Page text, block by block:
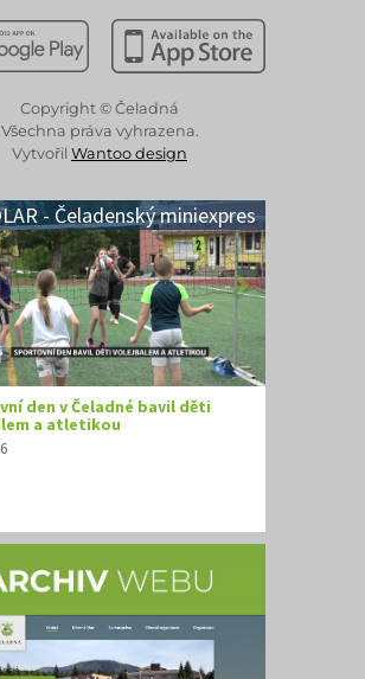
Stáhnout z Google PlayStáhnout z Apple App
Copyright © Čeladná
Všechna práva vyhrazena.
Vytvořil Wantoo design